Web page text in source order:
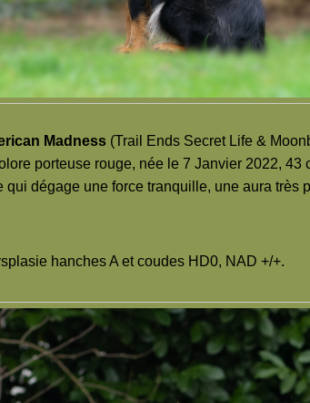
Madness (Trail Ends Secret Life &
porteuse rouge, née le 7 Janvier 2022, 43
qui dégage une force tranquille, une aura très
hanches A et coudes HD0, NAD +/+.